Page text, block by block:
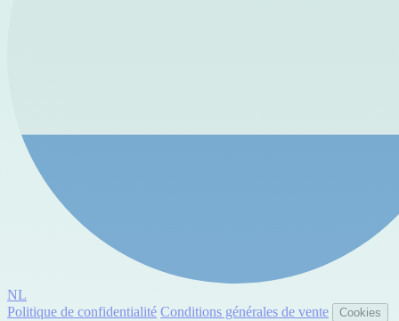
NL
Politique de confidentialité Conditions générales de vente Cookies